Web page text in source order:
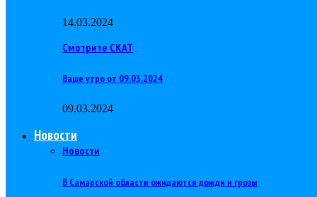
14.03.2024
Смотрите СКАТ
Ваше утро от 09.03.2024
09.03.2024
Новости
Новости
В Самарской области ожидаются дожди и грозы